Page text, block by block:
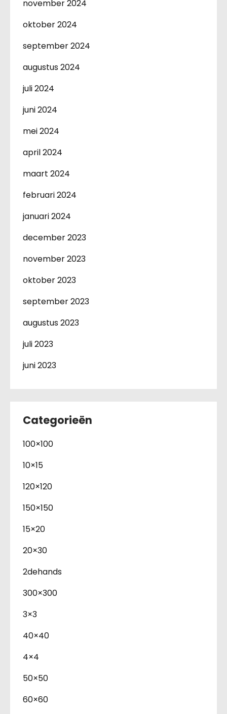
november 2024
oktober 2024
september 2024
augustus 2024
juli 2024
juni 2024
mei 2024
april 2024
maart 2024
februari 2024
januari 2024
december 2023
november 2023
oktober 2023
september 2023
augustus 2023
juli 2023
juni 2023
Categorieën
100×100
10×15
120×120
150×150
15×20
20×30
2dehands
300×300
3×3
40×40
4×4
50×50
60×60